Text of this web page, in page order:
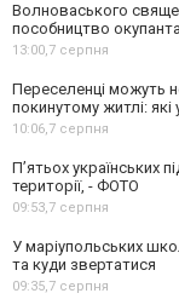
Волноваського
пособництво
13:00,7 серпня
Переселенці можуть
покинутому житлі: які
10:06,7 серпня
П’ятьох українських
території, - ФОТО
09:53,7 серпня
У маріупольських
та куди звертатися
09:35,7 серпня